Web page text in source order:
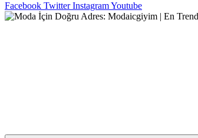
Facebook TwitterInstagramYoutube